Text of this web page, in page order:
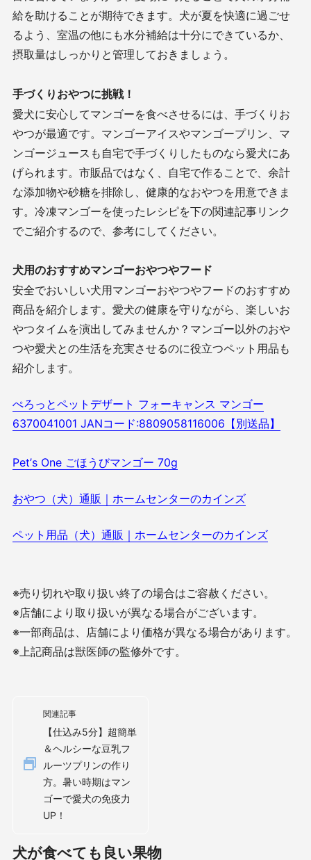
給を助けることが期待できます。犬が夏を快適に過ごせ
るよう、室温の他にも水分補給は十分にできているか、
摂取量はしっかりと管理しておきましょう。
手づくりおやつに挑戦！
愛犬に安心してマンゴーを食べさせるには、手づくりお
やつが最適です。マンゴーアイスやマンゴープリン、マ
ンゴージュースも自宅で手づくりしたものなら愛犬にあ
げられます。市販品ではなく、自宅で作ることで、余計
な添加物や砂糖を排除し、健康的なおやつを用意できま
す。冷凍マンゴーを使ったレシピを下の関連記事リンク
でご紹介するので、参考にしてください。
犬用のおすすめマンゴーおやつやフード
安全でおいしい犬用マンゴーおやつやフードのおすすめ
商品を紹介します。愛犬の健康を守りながら、楽しいお
やつタイムを演出してみませんか？マンゴー以外のおや
つや愛犬との生活を充実させるのに役立つペット用品も
紹介します。
ぺろっとペットデザート フォーキャンス マンゴー
6370041001 JANコード:8809058116006【別送品】
Pet’s One ごほうびマンゴー 70g
おやつ（犬）通販｜ホームセンターのカインズ
ペット用品（犬）通販｜ホームセンターのカインズ
※売り切れや取り扱い終了の場合はご容赦ください。
※店舗により取り扱いが異なる場合がございます。
※一部商品は、店舗により価格が異なる場合があります。
※上記商品は獣医師の監修外です。
関連記事
【仕込み5分】超簡単
＆ヘルシーな豆乳フ
ルーツプリンの作り
方。暑い時期はマン
ゴーで愛犬の免疫力
UP！
犬が食べても良い果物